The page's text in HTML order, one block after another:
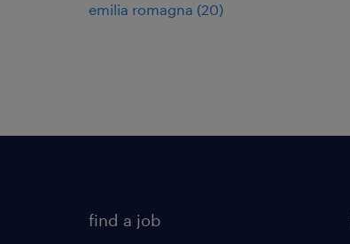
emilia romagna (20)
find a job